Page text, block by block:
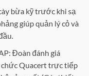
bừa kỹ trước khi sạ
giúp quản lý cỏ và
Đoàn đánh giá
chức Quacert trực tiếp